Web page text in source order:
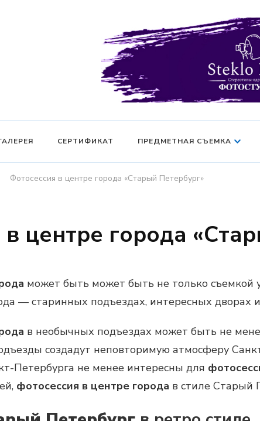
СЕРТИФИКАТ ПРЕДМЕТНАЯ СЪЕМКА
Фотосессия в центре города «Старый Петербург»
центре города
может быть может быть не только съемкой
— старинных подъездах, интересных дворах и
в необычных подъездах может быть не
создадут неповторимую атмосферу
Петербурга не менее интересны для
фотосессия в центре города в стиле Старый